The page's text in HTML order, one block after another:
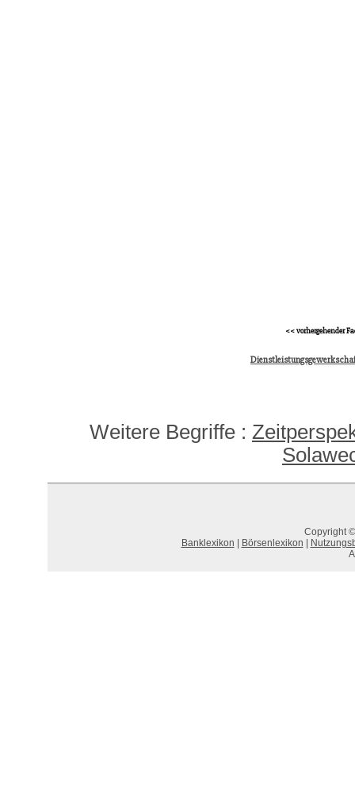
<< vorhergehender
Weitere Begriffe :
Copyright
Banklexikon
Börsenlexikon